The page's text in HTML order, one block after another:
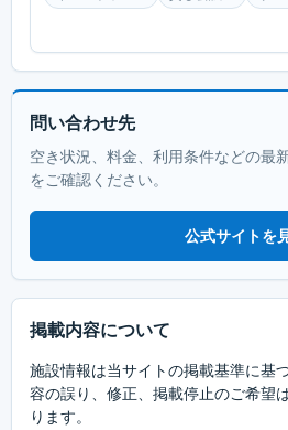
問い合わせ先
空き状況、料金、利用条件などの最
をご確認ください。
公式サイトを
掲載内容について
施設情報は当サイトの掲載基準に基
容の誤り、修正、掲載停止のご希望
ります。